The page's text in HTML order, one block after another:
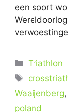
een soort
Triathlon
Tags
Waaijenberg,
poland